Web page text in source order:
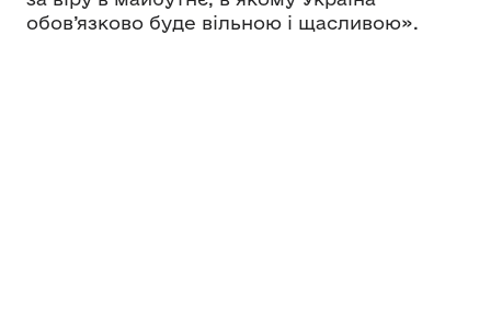
обов’язково буде вільною і щасливою».